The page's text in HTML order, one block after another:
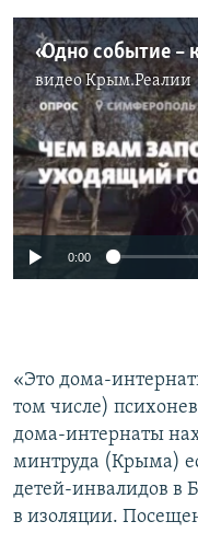
видеоКрым.Реалии
No media
0:00
«Это дома-
том числе)
дома-интернаты
минтруда (Крыма)
детей-инвалидов в
в изоляции.